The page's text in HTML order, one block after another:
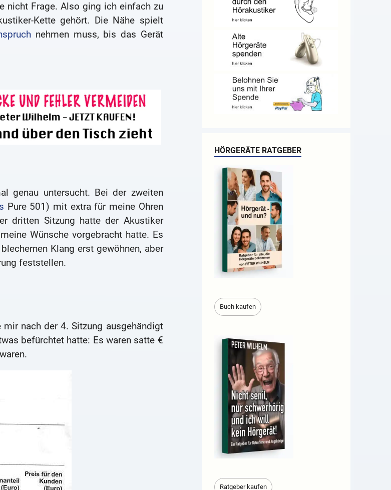
nicht Frage. Also ging ich einfach zu
Kette gehört. Die Nähe spielt
nehmen muss, bis das Gerät
genau untersucht. Bei der zweiten
Pure 501) mit extra für meine Ohren
dritten Sitzung hatte der Akustiker
Wünsche vorgebracht hatte. Es
Klang erst gewöhnen, aber
feststellen.
nach der 4. Sitzung ausgehändigt
befürchtet hatte: Es waren satte €
HÖRGERÄTE RATGEBER
Buch kaufen
Ratgeber kaufen